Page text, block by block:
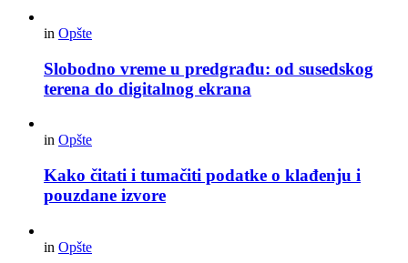
in Opšte
Slobodno vreme u predgrađu: od susedskog
terena do digitalnog ekrana
in Opšte
Kako čitati i tumačiti podatke o klađenju i
pouzdane izvore
in Opšte